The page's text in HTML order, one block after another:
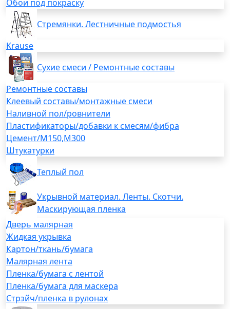
Обои под покраску
Стремянки. Лестничные подмостья
Krause
Сухие смеси / Ремонтные составы
Ремонтные составы
Клеевый составы/монтажные смеси
Наливной пол/ровнители
Пластификаторы/добавки к смесям/фибра
Цемент/М150,М300
Штукатурки
Теплый пол
Укрывной материал. Ленты. Скотчи.
Маскирующая пленка
Дверь малярная
Жидкая укрывка
Картон/ткань/бумага
Малярная лента
Пленка/бумага с лентой
Пленка/бумага для маскера
Стрэйч/пленка в рулонах